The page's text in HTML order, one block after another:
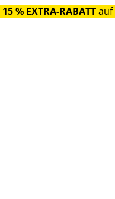
15 % EXTRA-RABATTauf